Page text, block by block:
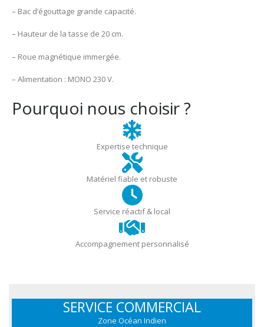
– Bac d’égouttage grande capacité.
– Hauteur de la tasse de 20 cm.
– Roue magnétique immergée.
– Alimentation : MONO 230 V.
Pourquoi nous choisir ?
Expertise technique
Matériel fiable et robuste
Service réactif & local
Accompagnement personnalisé
SERVICE COMMERCIAL
Zone Océan Indien